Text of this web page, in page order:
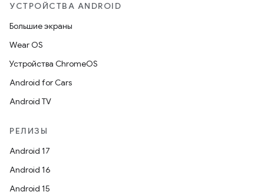
УСТРОЙСТВА ANDROID
Большие экраны
Wear OS
Устройства ChromeOS
Android for Cars
Android TV
РЕЛИЗЫ
Android 17
Android 16
Android 15